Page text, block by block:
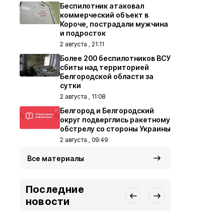
Беспилотник атаковал
коммерческий объект в
Короче, пострадали мужчина
и подросток
2 августа , 21:11
Более 200 беспилотников ВСУ
сбиты над территорией
Белгородской области за
сутки
2 августа , 11:08
Белгород и Белгородский
округ подверглись ракетному
обстрелу со стороны Украины
2 августа , 09:49
Все материалы
Последние
новости